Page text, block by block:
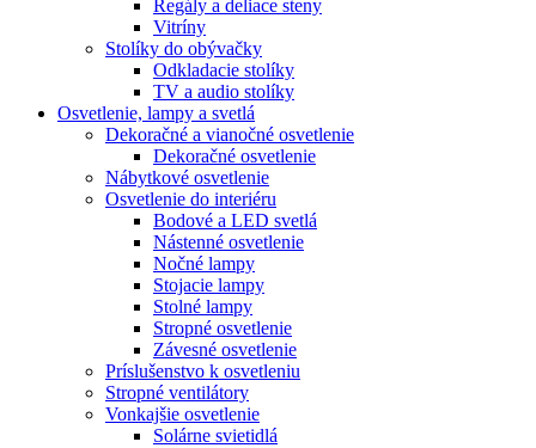
Regály a deliace steny
Vitríny
Stolíky do obývačky
Odkladacie stolíky
TV a audio stolíky
Osvetlenie, lampy a svetlá
Dekoračné a vianočné osvetlenie
Dekoračné osvetlenie
Nábytkové osvetlenie
Osvetlenie do interiéru
Bodové a LED svetlá
Nástenné osvetlenie
Nočné lampy
Stojacie lampy
Stolné lampy
Stropné osvetlenie
Závesné osvetlenie
Príslušenstvo k osvetleniu
Stropné ventilátory
Vonkajšie osvetlenie
Solárne svietidlá